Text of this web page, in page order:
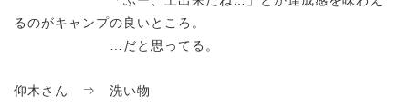
るのがキャンプの良いところ。
…だと思ってる。
仰木さん ⇒ 洗い物